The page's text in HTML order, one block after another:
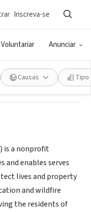
Voluntariar Anunciar
Inscreva-se
Causas Tipo
is a nonprofit
and enables serves
lives and property
and wildfire
the residents of